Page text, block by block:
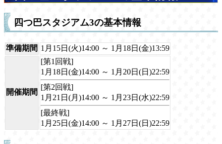
四つ巴スタジアム3の基本情報
準備期間 1月15日(火)14:00 ～ 1月18日(金)13:59
開催期間
[第1回戦]
1月18日(金)14:00 ～ 1月20日(日)22:59
[第2回戦]
1月21日(月)14:00 ～ 1月23日(水)22:59
[最終戦]
1月25日(金)14:00 ～ 1月27日(日)22:59